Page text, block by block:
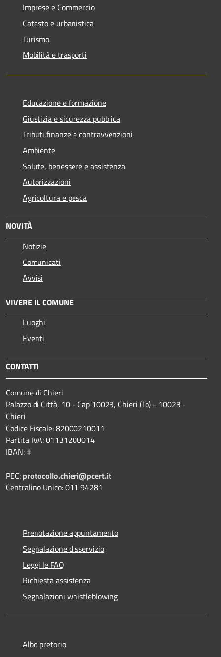
Imprese e Commercio
Catasto e urbanistica
Turismo
Mobilità e trasporti
Educazione e formazione
Giustizia e sicurezza pubblica
Tributi,finanze e contravvenzioni
Ambiente
Salute, benessere e assistenza
Autorizzazioni
Agricoltura e pesca
NOVITÀ
Notizie
Comunicati
Avvisi
VIVERE IL COMUNE
Luoghi
Eventi
CONTATTI
Comune di Chieri
Palazzo di Città, 10 - Cap 10023, Chieri (To) - 10023 -
Chieri
Codice Fiscale: 82000210011
Partita IVA: 01131200014
IBAN: #
PEC: protocollo.chieri@pcert.it
Centralino Unico: 011 94281
Prenotazione appuntamento
Segnalazione disservizio
Leggi le FAQ
Richiesta assistenza
Segnalazioni whistleblowing
Albo pretorio